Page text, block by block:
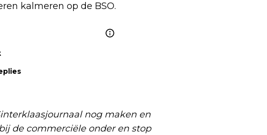
nog maken en
de commerciële onder en stop